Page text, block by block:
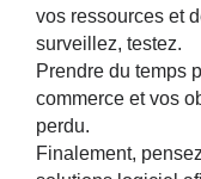
vos ressources et
surveillez, testez.
Prendre du temps
commerce et vos
perdu.
Finalement,